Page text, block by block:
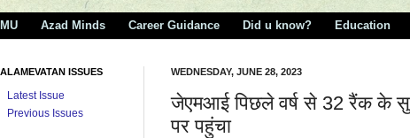
Azad Minds Career Guidance Did u know? Education
WEDNESDAY, JUNE 28, 2023
जेएमआई पिछले वर्ष से 32 रैंक के
पर पहुंचा
ISSUES
Latest Issue
Previous Issues